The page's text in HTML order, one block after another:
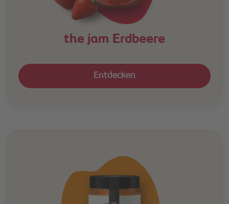
the jam Erdbeere
Entdecken